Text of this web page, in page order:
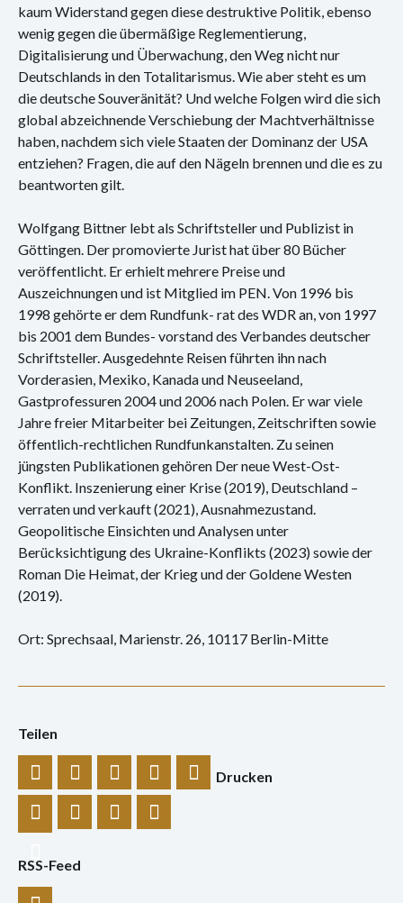
Gespräch
Hörspiel
Konzert
Performance
Vernissage
Vortrag
Sprechsaal
kaum Widerstand gegen diese destruktive Politik, ebenso
wenig gegen die übermäßige Reglementierung,
Digitalisierung und Überwachung, den Weg nicht nur
Deutschlands in den Totalitarismus. Wie aber steht es um
die deutsche Souveränität? Und welche Folgen wird die sich
global abzeichnende Verschiebung der Machtverhältnisse
haben, nachdem sich viele Staaten der Dominanz der USA
entziehen? Fragen, die auf den Nägeln brennen und die es zu
beantworten gilt.
Wolfgang Bittner lebt als Schriftsteller und Publizist in
Göttingen. Der promovierte Jurist hat über 80 Bücher
veröffentlicht. Er erhielt mehrere Preise und
Auszeichnungen und ist Mitglied im PEN. Von 1996 bis
1998 gehörte er dem Rundfunk- rat des WDR an, von 1997
bis 2001 dem Bundes- vorstand des Verbandes deutscher
Schriftsteller. Ausgedehnte Reisen führten ihn nach
Vorderasien, Mexiko, Kanada und Neuseeland,
Gastprofessuren 2004 und 2006 nach Polen. Er war viele
Jahre freier Mitarbeiter bei Zeitungen, Zeitschriften sowie
öffentlich-rechtlichen Rundfunkanstalten. Zu seinen
jüngsten Publikationen gehören Der neue West-Ost-
Konflikt. Inszenierung einer Krise (2019), Deutschland –
verraten und verkauft (2021), Ausnahmezustand.
Geopolitische Einsichten und Analysen unter
Berücksichtigung des Ukraine-Konflikts (2023) sowie der
Roman Die Heimat, der Krieg und der Goldene Westen
(2019).
Ort: Sprechsaal, Marienstr. 26, 10117 Berlin-Mitte
Teilen
Drucken
RSS-Feed